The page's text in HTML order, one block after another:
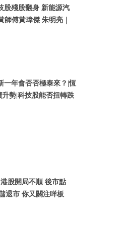
股殘股翻身 新能源汽
傅黃瑋傑 朱明亮｜
一年會否否極泰來？|恆
勢|科技股能否扭轉跌
港股開局不順 後市點
退市 你又關注咩板